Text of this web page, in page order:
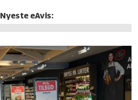
Nyeste eAvis: